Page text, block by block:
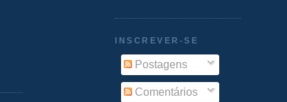
INSCREVER-SE
Postagens
Comentários